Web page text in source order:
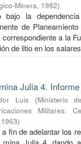
Minera, 1982)
bajo la
de
a la
de litio en los
Julia 4.
Luis (Ministerio
Militares.
1963)
fin de adelantar los